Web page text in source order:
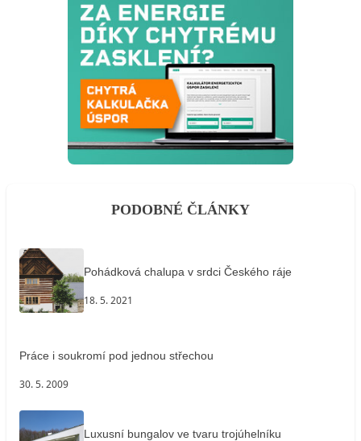
PODOBNÉ ČLÁNKY
Pohádková chalupa v srdci Českého ráje
18. 5. 2021
Práce i soukromí pod jednou střechou
30. 5. 2009
Luxusní bungalov ve tvaru trojúhelníku